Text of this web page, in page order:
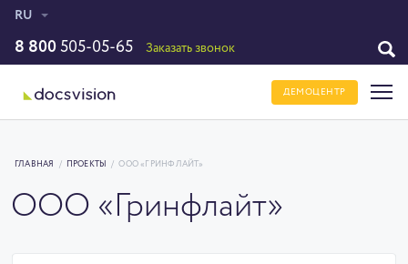
RU
8 800 505-05-65 Заказать звонок
ДЕМОЦЕНТР
ГЛАВНАЯ / ПРОЕКТЫ / ООО «ГРИНФЛАЙТ»
ООО «Гринфлайт»